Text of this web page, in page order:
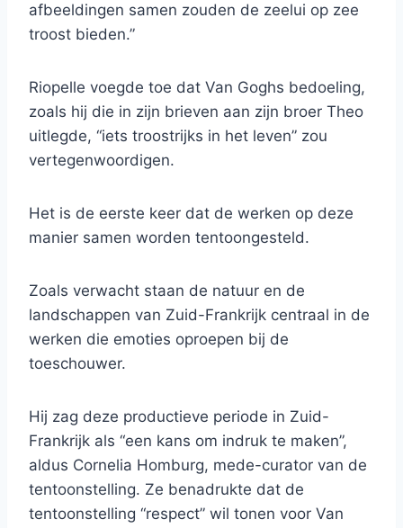
afbeeldingen samen zouden de zeelui op zee
troost bieden.”
Riopelle voegde toe dat Van Goghs bedoeling,
zoals hij die in zijn brieven aan zijn broer Theo
uitlegde, “iets troostrijks in het leven” zou
vertegenwoordigen.
Het is de eerste keer dat de werken op deze
manier samen worden tentoongesteld.
Zoals verwacht staan ​​de natuur en de
landschappen van Zuid-Frankrijk centraal in de
werken die emoties oproepen bij de
toeschouwer.
Hij zag deze productieve periode in Zuid-
Frankrijk als “een kans om indruk te maken”,
aldus Cornelia Homburg, mede-curator van de
tentoonstelling. Ze benadrukte dat de
tentoonstelling “respect” wil tonen voor Van